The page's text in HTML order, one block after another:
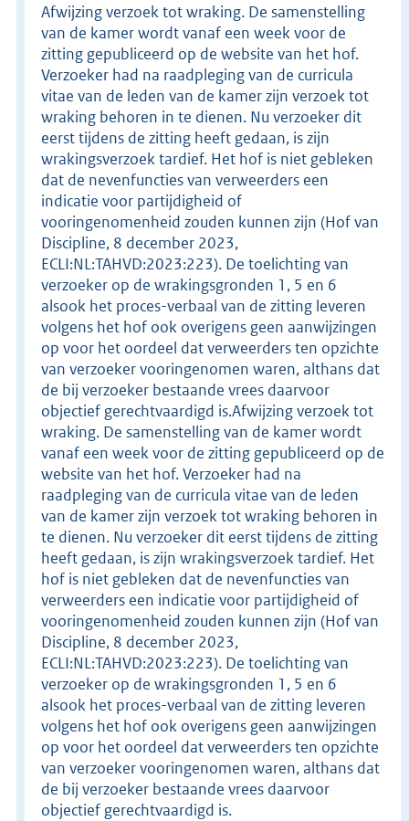
Afwijzing verzoek tot wraking. De samenstelling
van de kamer wordt vanaf een week voor de
zitting gepubliceerd op de website van het hof.
Verzoeker had na raadpleging van de curricula
vitae van de leden van de kamer zijn verzoek tot
wraking behoren in te dienen. Nu verzoeker dit
eerst tijdens de zitting heeft gedaan, is zijn
wrakingsverzoek tardief. Het hof is niet gebleken
dat de nevenfuncties van verweerders een
indicatie voor partijdigheid of
vooringenomenheid zouden kunnen zijn (Hof van
Discipline, 8 december 2023,
ECLI:NL:TAHVD:2023:223). De toelichting van
verzoeker op de wrakingsgronden 1, 5 en 6
alsook het proces-verbaal van de zitting leveren
volgens het hof ook overigens geen aanwijzingen
op voor het oordeel dat verweerders ten opzichte
van verzoeker vooringenomen waren, althans dat
de bij verzoeker bestaande vrees daarvoor
objectief gerechtvaardigd is.Afwijzing verzoek tot
wraking. De samenstelling van de kamer wordt
vanaf een week voor de zitting gepubliceerd op de
website van het hof. Verzoeker had na
raadpleging van de curricula vitae van de leden
van de kamer zijn verzoek tot wraking behoren in
te dienen. Nu verzoeker dit eerst tijdens de zitting
heeft gedaan, is zijn wrakingsverzoek tardief. Het
hof is niet gebleken dat de nevenfuncties van
verweerders een indicatie voor partijdigheid of
vooringenomenheid zouden kunnen zijn (Hof van
Discipline, 8 december 2023,
ECLI:NL:TAHVD:2023:223). De toelichting van
verzoeker op de wrakingsgronden 1, 5 en 6
alsook het proces-verbaal van de zitting leveren
volgens het hof ook overigens geen aanwijzingen
op voor het oordeel dat verweerders ten opzichte
van verzoeker vooringenomen waren, althans dat
de bij verzoeker bestaande vrees daarvoor
objectief gerechtvaardigd is.